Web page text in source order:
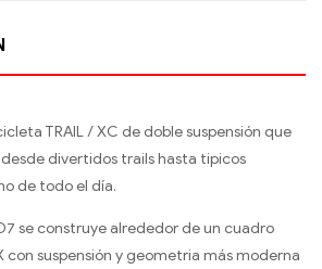
TRAIL / XC de doble suspensión que
divertidos trails hasta tipicos
de todo el d­ía.
se construye alrededor de un cuadro
con suspensión y geometr­ia más moderna